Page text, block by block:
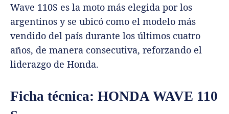
Wave 110S es la moto más elegida por los
argentinos y se ubicó como el modelo más
vendido del país durante los últimos cuatro
años, de manera consecutiva, reforzando el
liderazgo de Honda.
Ficha técnica: HONDA WAVE 110